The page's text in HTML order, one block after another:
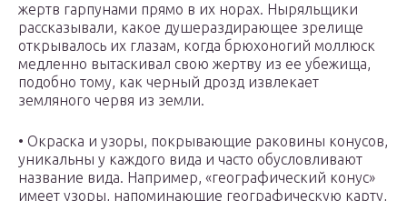
жертв гарпунами прямо в их норах. Ныряльщики
рассказывали, какое душераздирающее зрелище
открывалось их глазам, когда брюхоногий моллюск
медленно вытаскивал свою жертву из ее убежища,
подобно тому, как черный дрозд извлекает
земляного червя из земли.
• Окраска и узоры, покрывающие раковины конусов,
уникальны у каждого вида и часто обусловливают
название вида. Например, «географический конус»
имеет узоры, напоминающие географическую карту,